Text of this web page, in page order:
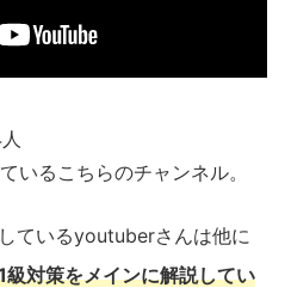
いるこちらのチャンネル。
ているyoutuberさんは他に
級対策をメインに解説してい